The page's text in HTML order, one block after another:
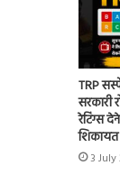
TRP
सरकारी
रेटिंग्स
शिकायत
3 July